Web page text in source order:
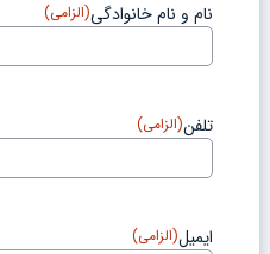
نام و نام خانوادگی(الزامی)
تلفن(الزامی)
ایمیل(الزامی)